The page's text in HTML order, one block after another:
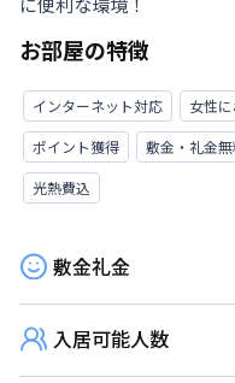
お部屋の特徴
インターネット対応 女性
ポイント獲得
敷金・礼金
光熱費込
敷金礼金
入居可能人数